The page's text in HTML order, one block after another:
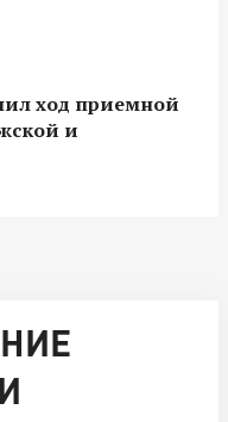
ход приемной
и